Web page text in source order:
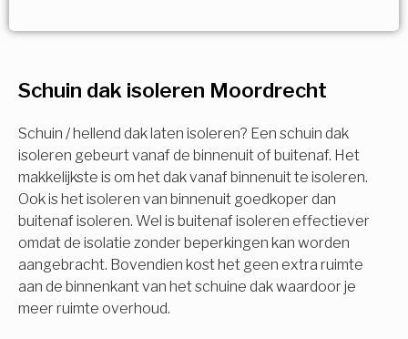
Schuin dak isoleren Moordrecht
Schuin / hellend dak laten isoleren? Een schuin dak
isoleren gebeurt vanaf de binnenuit of buitenaf. Het
makkelijkste is om het dak vanaf binnenuit te isoleren.
Ook is het isoleren van binnenuit goedkoper dan
buitenaf isoleren. Wel is buitenaf isoleren effectiever
omdat de isolatie zonder beperkingen kan worden
aangebracht. Bovendien kost het geen extra ruimte
aan de binnenkant van het schuine dak waardoor je
meer ruimte overhoud.
Meerdere keuzes mogelijk
Isolatiemaatregel
Spouwisolatie
Vloerisolatie
Dakisolatie
Gevelisolatie
subsidie!
Vul uw gegevens in en ontvang nu direct uw
berekening per mail.
Voornaam